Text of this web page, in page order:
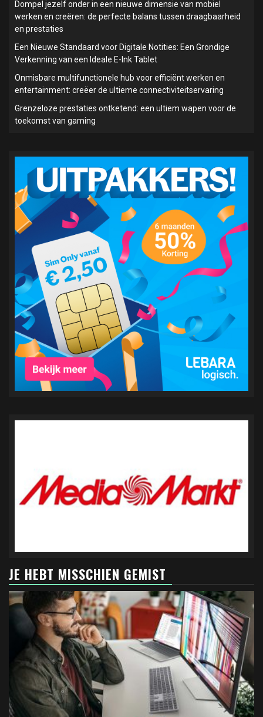
Dompel jezelf onder in een nieuwe dimensie van mobiel
werken en creëren: de perfecte balans tussen draagbaarheid
en prestaties
Een Nieuwe Standaard voor Digitale Notities: Een Grondige
Verkenning van een Ideale E-Ink Tablet
Onmisbare multifunctionele hub voor efficiënt werken en
entertainment: creëer de ultieme connectiviteitservaring
Grenzeloze prestaties ontketend: een ultiem wapen voor de
toekomst van gaming
JE HEBT MISSCHIEN GEMIST